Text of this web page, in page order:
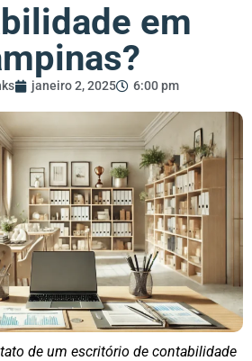
em
janeiro 2, 2025 6:00 pm
de um escritório de contabilidade